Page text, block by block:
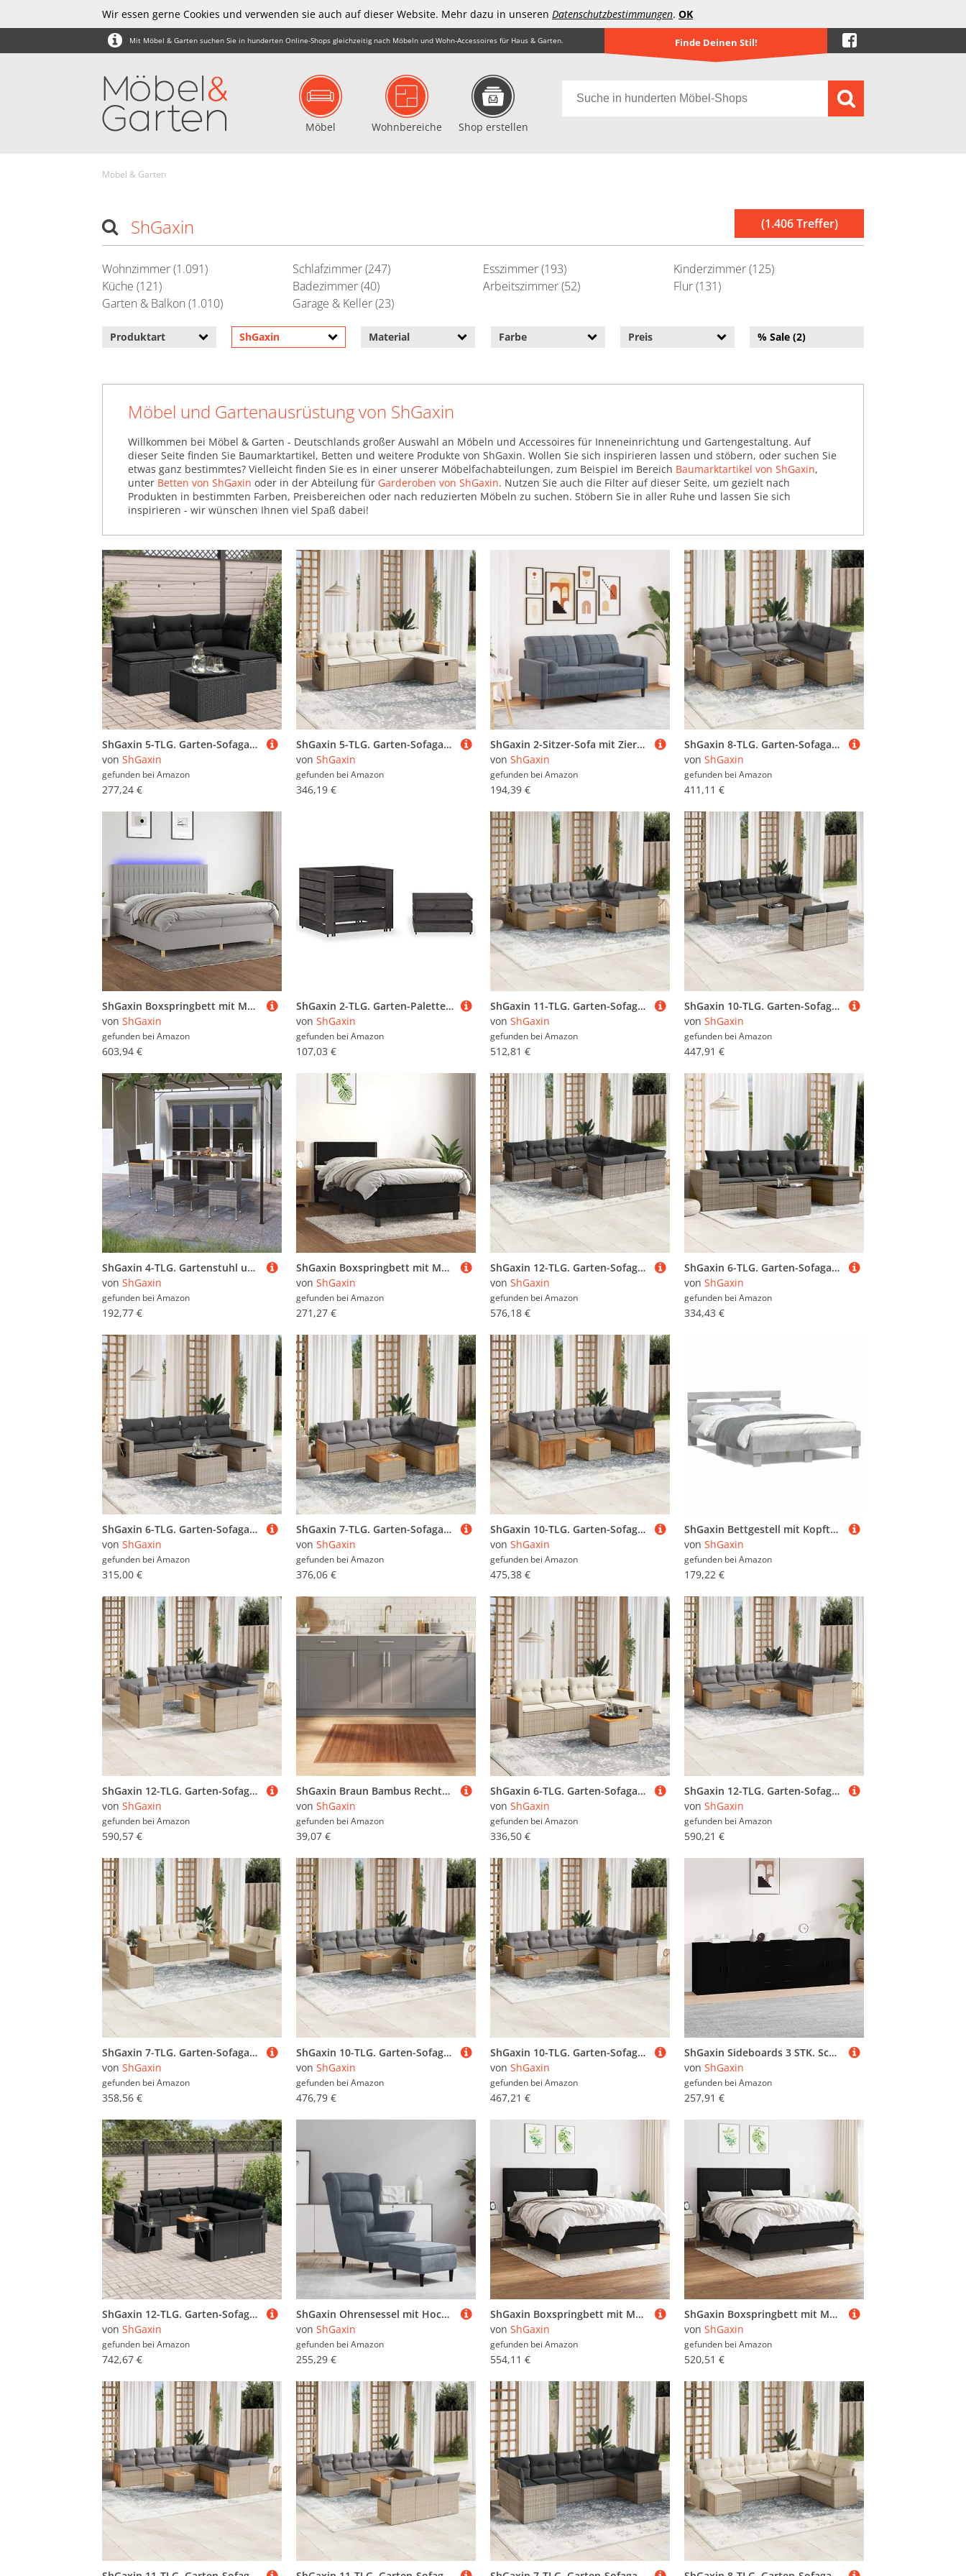
Wir essen gerne Cookies und verwenden sie auch auf dieser Website. Mehr dazu in unseren Datenschutzbestimmungen. OK
Mit Möbel & Garten suchen Sie in hunderten Online-Shops gleichzeitig nach Möbeln und Wohn-Accessoires für Haus & Garten. Finde Deinen Stil!
Möbel Wohnbereiche Shop erstellen
Möbel & Garten
(1.406 Treffer)
ShGaxin
Wohnzimmer (1.091) Schlafzimmer (247) Esszimmer (193)
Kinderzimmer (125)
Küche (121)
Badezimmer (40) Arbeitszimmer (52)
Flur (131)
Garten & Balkon (1.010)
Garage & Keller (23)
Produktart ShGaxin Material Farbe Preis % Sale (2)
Möbel und Gartenausrüstung von ShGaxin
Willkommen bei Möbel & Garten - Deutschlands großer Auswahl an Möbeln und Accessoires für Inneneinrichtung und Gartengestaltung. Auf
dieser Seite finden Sie Baumarktartikel, Betten und weitere Produkte von ShGaxin. Wollen Sie sich inspirieren lassen und stöbern, oder suchen Sie
etwas ganz bestimmtes? Vielleicht finden Sie es in einer unserer Möbelfachabteilungen, zum Beispiel im Bereich Baumarktartikel von ShGaxin,
unter Betten von ShGaxin oder in der Abteilung für Garderoben von ShGaxin. Nutzen Sie auch die Filter auf dieser Seite, um gezielt nach
Produkten in bestimmten Farben, Preisbereichen oder nach reduzierten Möbeln zu suchen. Stöbern Sie in aller Ruhe und lassen Sie sich
inspirieren - wir wünschen Ihnen viel Spaß dabei!
ShGaxin 5-TLG. Garten-Sofagarnitur mit Kissen Schwarz Poly Rattan, Lounge Gartenmöbel Set, Möbelsets, Balkon Möbel, Gartenlounge, Gartensofa - 3217505
von ShGaxin
gefunden bei Amazon
277,24 €
ShGaxin 5-TLG. Garten-Sofagarnitur mit Kissen Beige Poly Rattan, Lounge Gartenmöbel Set, Möbelsets, Balkon Möbel, Gartenlounge, Gartensofa - 3265503
von ShGaxin
gefunden bei Amazon
346,19 €
ShGaxin 2-Sitzer-Sofa mit Zierkissen Dunkelgrau 140 cm Samt, Loungesofa, Sofas & Couches, Relaxsofa, Couch für Wohnzimmer - 3278220
von ShGaxin
gefunden bei Amazon
194,39 €
ShGaxin 8-TLG. Garten-Sofagarnitur mit Kissen Beige Poly Rattan, Lounge Gartenmöbel Set, Möbelsets, Balkon Möbel, Gartenlounge, Gartensofa - 3219299
von ShGaxin
gefunden bei Amazon
411,11 €
ShGaxin Boxspringbett mit Matratze & Hellgrau 200x200 cm Stoff, Bett, Bettgestell, Jugendbett, Schlafzimmer Bett, Bed Frame - 3135621
von ShGaxin
gefunden bei Amazon
603,94 €
ShGaxin 2-TLG. Garten-Paletten-Lounge-Set, Möbelsets, Gartenmöbel, Garten Lounge, Lounge Set, Terrassenmöbel, Loungemöbel Terrasse, Kiefernholz Grau Imprägniert
von ShGaxin
gefunden bei Amazon
107,03 €
ShGaxin 11-TLG. Garten-Sofagarnitur mit Kissen Beige Poly Rattan, Balkonmöbel Set, Gartenmöbel Set, Gartenlounge Set, Terassenmöbel, Loungemöbel Terrasse - 3224855
von ShGaxin
gefunden bei Amazon
512,81 €
ShGaxin 10-TLG. Garten-Sofagarnitur mit Kissen Grau Poly Rattan, Lounge Gartenmöbel Set, Möbelsets, Balkon Möbel, Gartenlounge, Gartensofa - 3218280
von ShGaxin
gefunden bei Amazon
447,91 €
ShGaxin 4-TLG. Gartenstuhl und Hocker Set Poly Rattan Grau, Gartenmöbel Sitzgruppe, Balkon Möbel, Gartenlounge Set, Terrassenmöbel, Balkonmöbel Set - 310615
von ShGaxin
gefunden bei Amazon
192,77 €
ShGaxin Boxspringbett mit Matratze Schwarz 90x190 cm Samt, Bett, Bettgestell, Jugendbett, Schlafzimmer Bett, Bed Frame - 3141217
von ShGaxin
gefunden bei Amazon
271,27 €
ShGaxin 12-TLG. Garten-Sofagarnitur mit Kissen Grau Poly Rattan, Lounge Gartenmöbel Set, Möbelsets, Balkon Möbel, Gartenlounge, Gartensofa - 3250259
von ShGaxin
gefunden bei Amazon
576,18 €
ShGaxin 6-TLG. Garten-Sofagarnitur mit Kissen Grau Poly Rattan, Lounge Gartenmöbel Set, Möbelsets, Balkon Möbel, Gartenlounge, Gartensofa - 3254837
von ShGaxin
gefunden bei Amazon
334,43 €
ShGaxin 6-TLG. Garten-Sofagarnitur mit Kissen Grau Poly Rattan, Lounge Gartenmöbel Set, Möbelsets, Balkon Möbel, Gartenlounge, Gartensofa - 3263786
von ShGaxin
gefunden bei Amazon
315,00 €
ShGaxin 7-TLG. Garten-Sofagarnitur mit Kissen Beige Poly Rattan, Lounge Gartenmöbel Set, Möbelsets, Balkon Möbel, Gartenlounge, Gartensofa - 3260092
von ShGaxin
gefunden bei Amazon
376,06 €
ShGaxin 10-TLG. Garten-Sofagarnitur mit Kissen Beige Poly Rattan, Lounge Gartenmöbel Set, Möbelsets, Balkon Möbel, Gartenlounge, Gartensofa - 3227963
von ShGaxin
gefunden bei Amazon
475,38 €
ShGaxin Bettgestell mit Kopfteil Beleuchtung Betongrau 120x200 cm, Bett, Bed Frame, Familienbett, Bettrahmen, Bett Gestell, Bett Rahmengestell, Schlafzimmer Bett - 3207556
von ShGaxin
gefunden bei Amazon
179,22 €
ShGaxin 12-TLG. Garten-Sofagarnitur mit Kissen Beige Poly Rattan, Balkonmöbel Set, Gartenmöbel Set, Gartenlounge Set, Terassenmöbel, Loungemöbel Terrasse - 3223945
von ShGaxin
gefunden bei Amazon
590,57 €
ShGaxin Braun Bambus Rechteck Teppich 80x100 cm, Badvorleger rutschfester Badteppich Badteppich Badvorleger Badteppich 376902
von ShGaxin
gefunden bei Amazon
39,07 €
ShGaxin 6-TLG. Garten-Sofagarnitur mit Kissen Beige Poly Rattan, Lounge Gartenmöbel Set, Möbelsets, Balkon Möbel, Gartenlounge, Gartensofa - 3265293
von ShGaxin
gefunden bei Amazon
336,50 €
ShGaxin 12-TLG. Garten-Sofagarnitur mit Kissen Beige Poly Rattan, Lounge Gartenmöbel Set, Möbelsets, Balkon Möbel, Gartenlounge, Gartensofa - 3260659
von ShGaxin
gefunden bei Amazon
590,21 €
ShGaxin 7-TLG. Garten-Sofagarnitur mit Kissen Beige Poly Rattan, Lounge Gartenmöbel Set, Möbelsets, Balkon Möbel, Gartenlounge, Gartensofa - 3225876
von ShGaxin
gefunden bei Amazon
358,56 €
ShGaxin 10-TLG. Garten-Sofagarnitur mit Kissen Beige Poly Rattan, Balkonmöbel Set, Gartenmöbel Set, Gartenlounge Set, Terassenmöbel, Loungemöbel Terrasse - 3224722
von ShGaxin
gefunden bei Amazon
476,79 €
ShGaxin 10-TLG. Garten-Sofagarnitur mit Kissen Beige Poly Rattan, Lounge Gartenmöbel Set, Möbelsets, Balkon Möbel, Gartenlounge, Gartensofa - 3226318
von ShGaxin
gefunden bei Amazon
467,21 €
ShGaxin Sideboards 3 STK. Schwarz Holzwerkstoff, Kommode Schlafzimmer, Kommoden & Sideboards, Wohnzimmerschrank, Flur Kommode, Zimmer Möbel - 3185400
von ShGaxin
gefunden bei Amazon
257,91 €
ShGaxin 12-TLG. Garten-Sofagarnitur mit Kissen Schwarz Poly Rattan, Balkonmöbel Set, Gartenmöbel Set, Gartenlounge Set, Terassenmöbel, Loungemöbel Terrasse - 3257154
von ShGaxin
gefunden bei Amazon
742,67 €
ShGaxin Ohrensessel mit Hocker Dunkelgrau Samt, Armlehnensessel, Lesesessel, Sessel Wohnzimmer, Loungesessel, Relax Sessel, Sessel Schlafzimmer3115932
von ShGaxin
gefunden bei Amazon
255,29 €
ShGaxin Boxspringbett mit Matratze Schwarz 160x200 cm Stoff, Bett, Bettgestell, Jugendbett, Schlafzimmer Bett, Bed Frame - 3128455
von ShGaxin
gefunden bei Amazon
554,11 €
ShGaxin Boxspringbett mit Matratze Schwarz 160x200 cm Stoff, Bett, Bettgestell, Jugendbett, Schlafzimmer Bett, Bed Frame - 3131363
von ShGaxin
gefunden bei Amazon
520,51 €